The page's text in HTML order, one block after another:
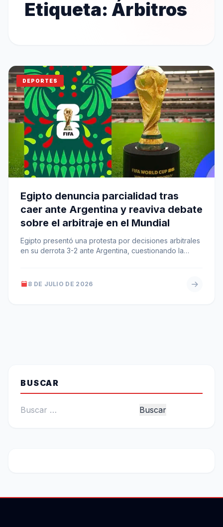
Etiqueta: Árbitros
DEPORTES
Egipto denuncia parcialidad tras
caer ante Argentina y reaviva debate
sobre el arbitraje en el Mundial
Egipto presentó una protesta por decisiones arbitrales
en su derrota 3-2 ante Argentina, cuestionando la
8 DE JULIO DE 2026
BUSCAR
Buscar: